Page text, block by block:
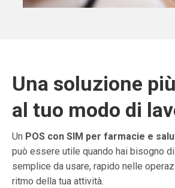
Una soluzione
al tuo modo di
Un POS con SIM per farmacie e
può essere utile quando hai bisogno
semplice da usare, rapido nelle
ritmo della tua attività.